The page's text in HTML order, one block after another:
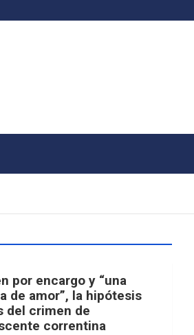
por encargo y “una
de amor”, la hipótesis
del crimen de
correntina